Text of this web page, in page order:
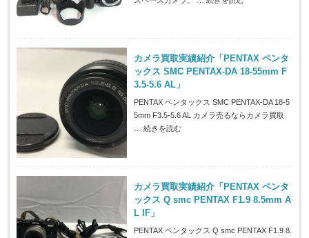
カメラ買取実績紹介「PENTAX ペンタ
ックス SMC PENTAX-DA 18-55mm F
3.5-5.6 AL」
PENTAX ペンタックス SMC PENTAX-DA 18-5
5mm F3.5-5.6 AL カメラ売るならカメラ買取
…続きを読む
カメラ買取実績紹介「PENTAX ペンタ
ックス Q smc PENTAX F1.9 8.5mm A
L IF」
PENTAX ペンタックス Q smc PENTAX F1.9 8.